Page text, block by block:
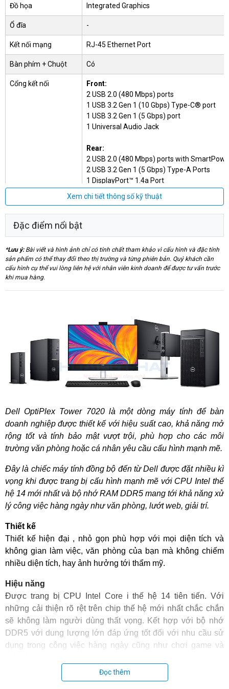
Đồ họa Integrated Graphics
Ổ đĩa -
Kết nối mạng RJ-45 Ethernet Port
Bàn phím + Chuột Có
Cổng kết nối
Front:
2 USB 2.0 (480 Mbps) ports
1 USB 3.2 Gen 1 (10 Gbps) Type-C® port
1 USB 3.2 Gen 1 (5 Gbps) port
1 Universal Audio Jack
Rear:
2 USB 2.0 (480 Mbps) ports with
2 USB 3.2 Gen 1 (5 Gbps) Type-A Ports
1 DisplayPort™ 1.4a Port
1 RJ-45 (1 Gbps) Ethernet Port
Kích thước
Depth: 11.50 in. (292.20 mm)
Xem chi tiết thông số kỹ thuật
Đặc điểm nổi bật
*Lưu ý:Bài viết và hình ảnh chỉ có tính chất tham khảo vì cấu hình và đặc tính
sản phẩm có thể thay đổi theo thị trường và từng phiên bản. Quý khách cần
cấu hình cụ thể vui lòng liên hệ với nhân viên kinh doanh để được tư vấn trước
khi mua hàng.
Dell OptiPlex Tower 7020 là một dòng máy tính để bàn
doanh nghiệp được thiết kế với hiệu suất cao, khả năng mở
rộng tốt và tính bảo mật vượt trội, phù hợp cho các môi
trường văn phòng hoặc cá nhân yêu cầu cấu hình mạnh mẽ.
Đây là chiếc máy tính đồng bộ đến từ Dell được đặt nhiều kì
vọng khi được trang bị cấu hình mạnh mẽ với CPU Intel thế
hệ 14 mới nhất và bộ nhớ RAM DDR5 mang tới khả năng xử
lý công việc hàng ngày như văn phòng, lướt web, giải trí.
Thiết kế
Thiết kế hiện đại , nhỏ gọn phù hợp với mọi diện tích và
không gian làm việc, văn phòng của bạn mà không chiếm
nhiều diện tích, hay ảnh hưởng tới thẩm mỹ.
Hiệu năng
Được trang bị CPU Intel Core i thế hệ 14 tiên tiến. Với
những cải thiện rõ rệt trên chip thế hệ mới nhất chắc chắn
sẽ không làm người dùng thất vọng. Kết hợp với bộ nhớ
DDR5 với dung lượng lớn đáp ứng tốt đối với nhu cầu sử
dụng trong công việc hàng ngày cũng như chơi game và
Không thể không nhắc tới, ổ cứng SSD mang đến cho bạn
Đọc thêm